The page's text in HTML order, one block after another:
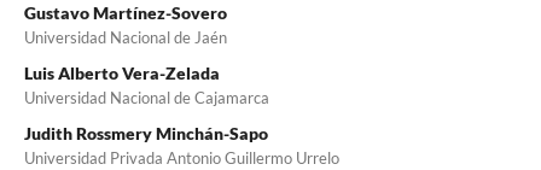
Gustavo Martínez-Sovero
Universidad Nacional de Jaén
Luis Alberto Vera-Zelada
Universidad Nacional de Cajamarca
Judith Rossmery Minchán-Sapo
Universidad Privada Antonio Guillermo Urrelo